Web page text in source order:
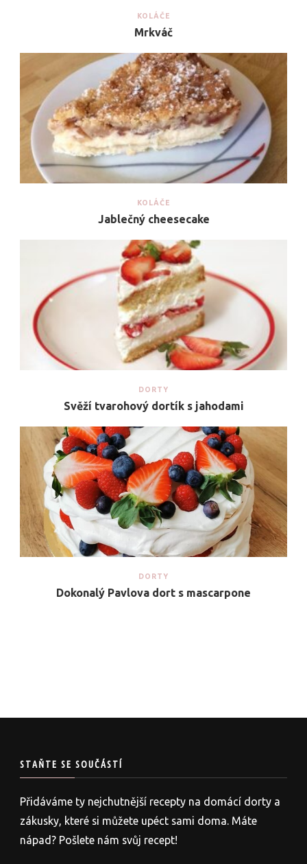
KOLÁČE
Mrkváč
KOLÁČE
Jablečný cheesecake
DORTY
Svěží tvarohový dortík s jahodami
DORTY
Dokonalý Pavlova dort s mascarpone
STAŇTE SE SOUČÁSTÍ
Přidáváme ty nejchutnější recepty na domácí dorty a
zákusky, které si můžete upéct sami doma. Máte
nápad? Pošlete nám svůj recept!